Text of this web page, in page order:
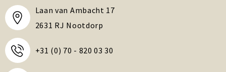
Laan van Ambacht 17
2631 RJ Nootdorp
+31 (0) 70 - 820 03 30